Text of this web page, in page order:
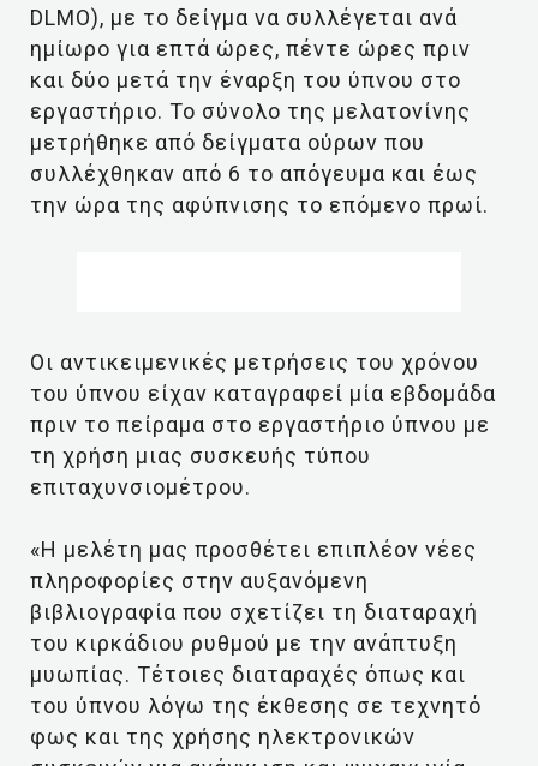
DLMO), με το δείγμα να συλλέγεται ανά
ημίωρο για επτά ώρες, πέντε ώρες πριν
και δύο μετά την έναρξη του ύπνου στο
εργαστήριο. Το σύνολο της μελατονίνης
μετρήθηκε από δείγματα ούρων που
συλλέχθηκαν από 6 το απόγευμα και έως
την ώρα της αφύπνισης το επόμενο πρωί.
Οι αντικειμενικές μετρήσεις του χρόνου
του ύπνου είχαν καταγραφεί μία εβδομάδα
πριν το πείραμα στο εργαστήριο ύπνου με
τη χρήση μιας συσκευής τύπου
επιταχυνσιομέτρου.
«Η μελέτη μας προσθέτει επιπλέον νέες
πληροφορίες στην αυξανόμενη
βιβλιογραφία που σχετίζει τη διαταραχή
του κιρκάδιου ρυθμού με την ανάπτυξη
μυωπίας. Τέτοιες διαταραχές όπως και
του ύπνου λόγω της έκθεσης σε τεχνητό
φως και της χρήσης ηλεκτρονικών